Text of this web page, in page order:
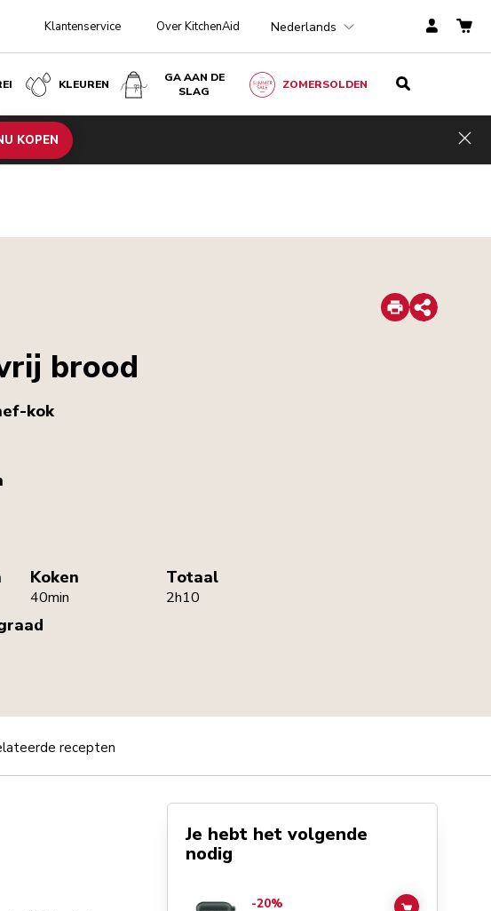
Klantenservice Over KitchenAid Nederlands
KLEUREN
GA AAN DE
SLAG
ZOMERSOLDEN
KOPEN
Print
Share
brood
kok
Koken
40min
Totaal
2h10
recepten
Je hebt het volgende
nodig
Go toKEUKENROBOT MET KANTELBARE KOP 4,7 L -
-20%